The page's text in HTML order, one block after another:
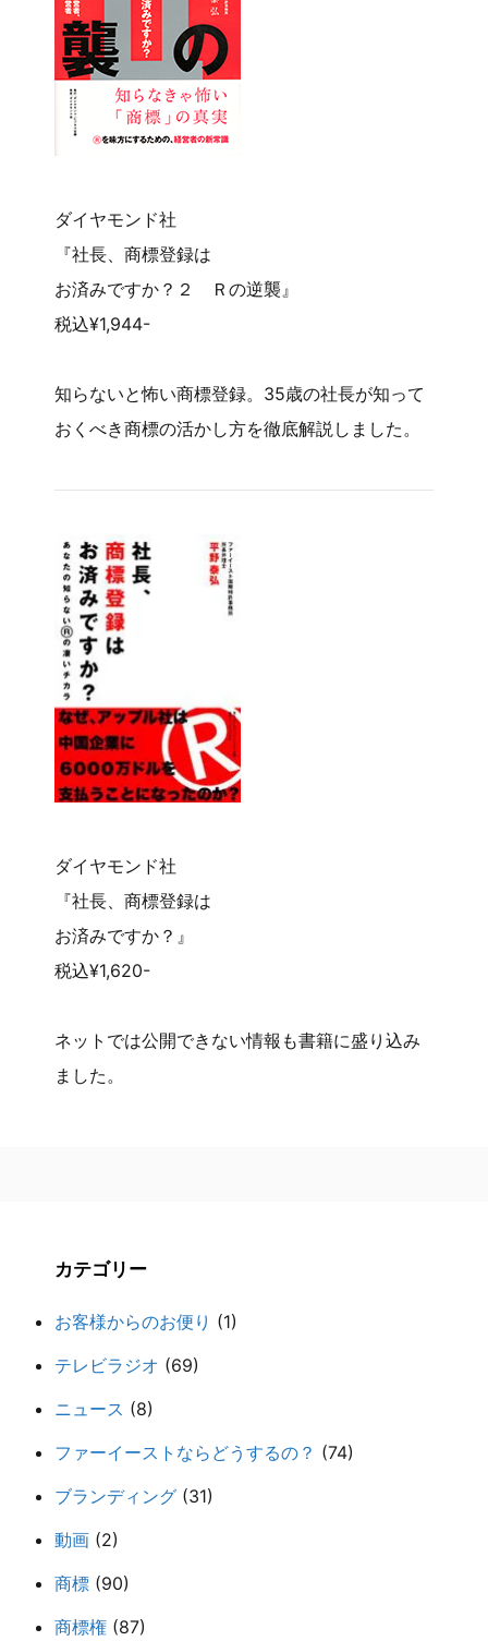
ダイヤモンド社
『社長、商標登録は
お済みですか？２ Ｒの逆襲』
税込¥1,944-
知らないと怖い商標登録。35歳の社長が知って
おくべき商標の活かし方を徹底解説しました。
ダイヤモンド社
『社長、商標登録は
お済みですか？』
税込¥1,620-
ネットでは公開できない情報も書籍に盛り込み
ました。
カテゴリー
お客様からのお便り (1)
テレビラジオ (69)
ニュース (8)
ファーイーストならどうするの？ (74)
ブランディング (31)
動画 (2)
商標 (90)
商標権 (87)